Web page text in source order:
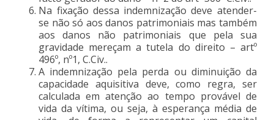
Na fixação dessa indemnização deve atender-
se não só aos danos patrimoniais mas também
aos danos não patrimoniais que pela sua
gravidade mereçam a tutela do direito – artº
496º, nº1, C.Civ..
A indemnização pela perda ou diminuição da
capacidade aquisitiva deve, como regra, ser
calculada em atenção ao tempo provável de
vida da vítima, ou seja, à esperança média de